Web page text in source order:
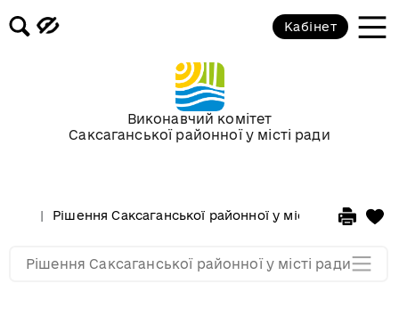
Виконавчий комітет
Саксаганської районної у місті ради
Кабінет
Рішення Саксаганської районної у місті ради
Рішення Саксаганської районної у місті ради
Сесії у 2012 році